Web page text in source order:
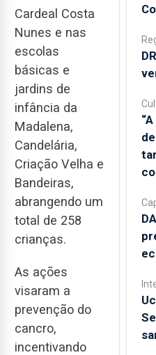
Cardeal Costa
Nunes e nas
escolas
básicas e
jardins de
infância da
Madalena,
Candelária,
Criação Velha e
Bandeiras,
abrangendo um
total de 258
crianças.
As ações
visaram a
prevenção do
cancro,
incentivando